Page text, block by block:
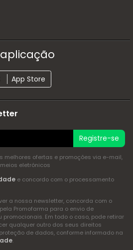
App Store
Registre-se
melhores ofertas e promoções via e-mail,
eletrónicos
e concordo com o processamento
a nossa newsletter, concorda com o
Promofarma para o envio de
Em todo o caso, pode retirar
qualquer outro dos seus direitos
de dados, conforme informado na
.